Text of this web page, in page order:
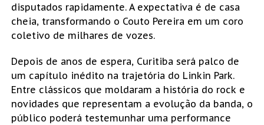
disputados rapidamente. A expectativa é de casa
cheia, transformando o Couto Pereira em um coro
coletivo de milhares de vozes.
Depois de anos de espera, Curitiba será palco de
um capítulo inédito na trajetória do Linkin Park.
Entre clássicos que moldaram a história do rock e
novidades que representam a evolução da banda, o
público poderá testemunhar uma performance